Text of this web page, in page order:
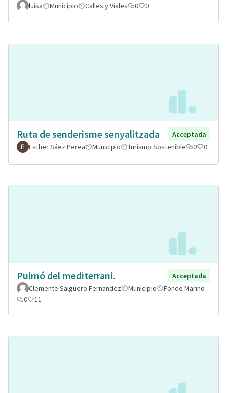
luisa Municipio Calles y Viales 0 0
Ruta de senderisme senyalitzada
Acceptada
Esther Sáez Perea
Municipio Turismo Sostenible 0 0
Pulmó del mediterrani.
Acceptada
Clemente Salguero Fernandez
Municipio
Fondo Marino
0
11